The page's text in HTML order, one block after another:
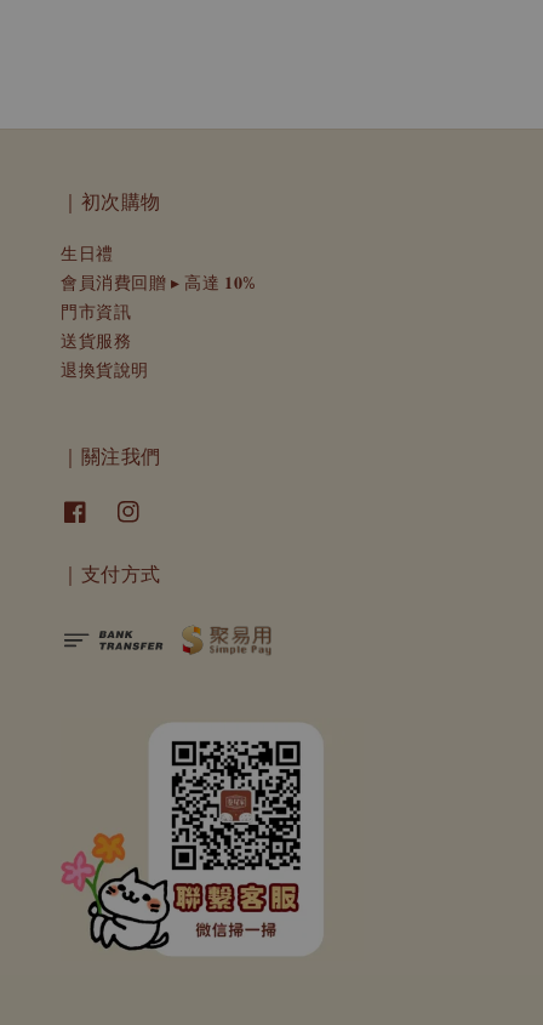
｜初次購物
生日禮
會員消費回贈 ▸ 高達 𝟏𝟎%
門市資訊
送貨服務
退換貨說明
｜關注我們
｜支付方式